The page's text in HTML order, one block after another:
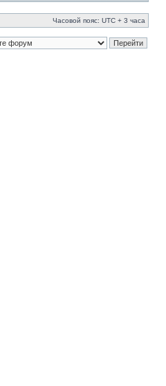
Часовой пояс: UTC + 3 часа